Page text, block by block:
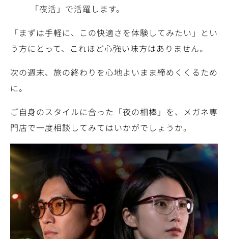
「夜活」で活躍します。
「まずは手軽に、この快適さを体験してみたい」とい
う方にとって、これほど心強い味方はありません。
次の週末、旅の終わりを心地よいまま締めくくるため
に。
ご自身のスタイルに合った「夜の相棒」を、メガネ専
門店で一度相談してみてはいかがでしょうか。